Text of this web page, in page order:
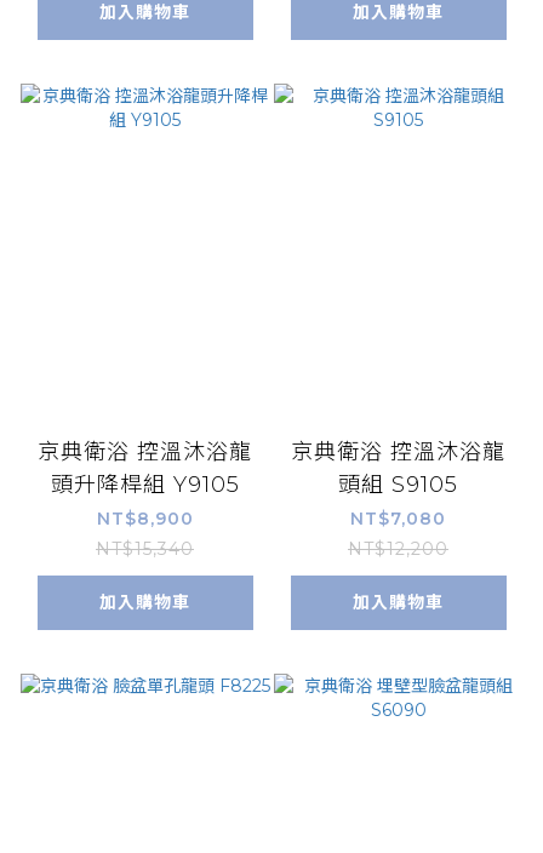
加入購物車 加入購物車
京典衛浴 控溫沐浴龍
頭升降桿組 Y9105
NT$8,900
NT$15,340
加入購物車
京典衛浴 控溫沐浴龍
頭組 S9105
NT$7,080
NT$12,200
加入購物車